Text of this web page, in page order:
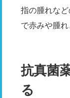
指の腫れな
で赤みや腫
抗真菌
る